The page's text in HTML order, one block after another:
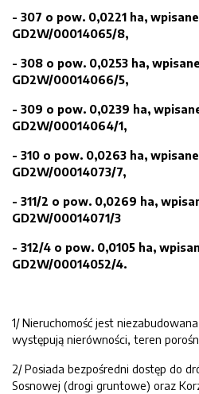
- 307 o pow. 0,0221 ha,
GD2W/00014065/8,
- 308 o pow. 0,0253 ha,
GD2W/00014066/5,
- 309 o pow. 0,0239 ha,
GD2W/00014064/1,
- 310 o pow. 0,0263 ha,
GD2W/00014073/7,
- 311/2 o pow. 0,0269 ha,
GD2W/00014071/3
- 312/4 o pow. 0,0105 ha,
GD2W/00014052/4.
1/ Nieruchomość jest
występują nierówności, teren
2/ Posiada bezpośredni dostęp do
Sosnowej (drogi gruntowe) oraz